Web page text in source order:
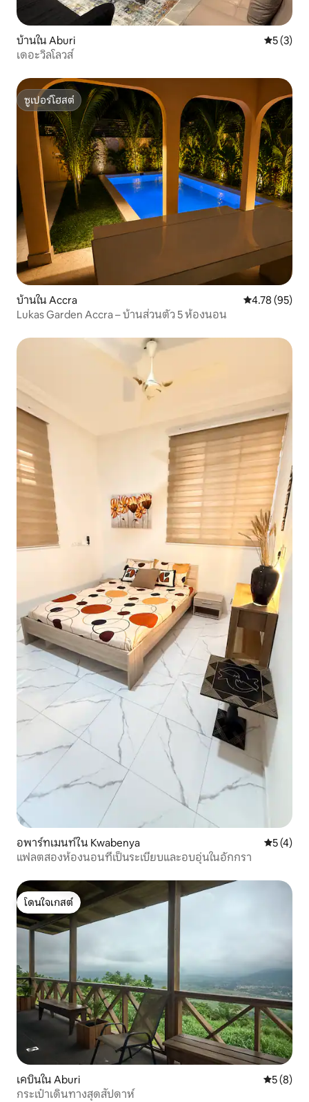
บ้านใน Aburi คะแนนเฉ
5 (3)
เดอะวิลโลวส์
ซูเปอร์โฮสต์
ซูเปอร์โฮสต์
บ้านใน Accra คะแนนเฉลี่ย
4.78 (95)
Lukas Garden Accra – บ้านส่วนตัว 5 ห้องนอน
อพาร์ทเมนท์ใน Kwabenya คะแนนเฉ
5 (4)
แฟลตสองห้องนอนที่เป็นระเบียบและอบอุ่นในอักกรา
โดนใจเกสต์
โดนใจเกสต์
เคบินใน Aburi คะแนนเฉ
5 (8)
กระเป๋าเดินทางสุดสัปดาห์